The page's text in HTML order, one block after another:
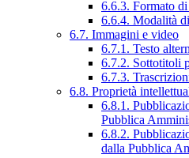
6.6.3. Formato
6.6.4. Modalità
6.7. Immagini e video
6.7.1. Testo
6.7.2. Sottotitoli
6.7.3.
6.8. Proprietà
6.8.1.
Pubblica
6.8.2.
dalla Pubblica